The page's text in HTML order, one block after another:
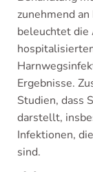
zunehmend
beleuchtet die
Ergebnisse.
Studien, dass
darstellt,
Infektionen,
sind.